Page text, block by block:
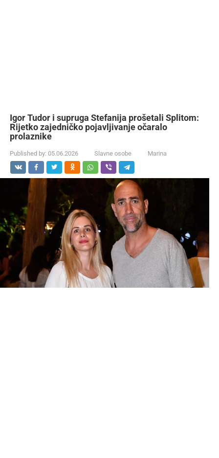
Igor Tudor i supruga Stefanija prošetali Splitom:
Rijetko zajedničko pojavljivanje očaralo
prolaznike
Published by: 05.06.2026 Slavne osobe Marina